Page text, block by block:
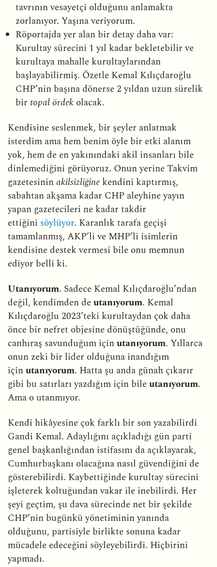
tavrının vesayetçi olduğunu anlamakta
zorlanıyor. Yaşına veriyorum.
Röportajda yer alan bir detay daha var:
Kurultay sürecini 1 yıl kadar bekletebilir ve
kurultaya mahalle kurultaylarından
başlayabilirmiş. Özetle Kemal Kılıçdaroğlu
CHP’nin başına dönerse 2 yıldan uzun sürelik
bir topal ördek olacak.
Kendisine seslenmek, bir şeyler anlatmak
isterdim ama hem benim öyle bir etki alanım
yok, hem de en yakınındaki akil insanları bile
dinlemediğini görüyoruz. Onun yerine Takvim
gazetesinin akilsizliğine kendini kaptırmış,
sabahtan akşama kadar CHP aleyhine yayın
yapan gazetecileri ne kadar takdir
ettiğini söylüyor. Karanlık tarafa geçişi
tamamlanmış, AKP’li ve MHP’li isimlerin
kendisine destek vermesi bile onu memnun
ediyor belli ki.
Utanıyorum. Sadece Kemal Kılıçdaroğlu’ndan
değil, kendimden deutanıyorum. Kemal
Kılıçdaroğlu 2023’teki kurultaydan çok daha
önce bir nefret objesine dönüştüğünde, onu
canhıraş savunduğum içinutanıyorum. Yıllarca
onun zeki bir lider olduğuna inandığım
içinutanıyorum. Hatta şu anda günah çıkarır
gibi bu satırları yazdığım için bileutanıyorum.
Ama o utanmıyor.
Kendi hikâyesine çok farklı bir son yazabilirdi
Gandi Kemal. Adaylığını açıkladığı gün parti
genel başkanlığından istifasını da açıklayarak,
Cumhurbaşkanı olacağına nasıl güvendiğini de
gösterebilirdi. Kaybettiğinde kurultay sürecini
işleterek koltuğundan vakar ile inebilirdi. Her
şeyi geçtim, şu dava sürecinde net bir şekilde
CHP’nin bugünkü yönetiminin yanında
olduğunu, partisiyle birlikte sonuna kadar
mücadele edeceğini söyleyebilirdi. Hiçbirini
yapmadı.